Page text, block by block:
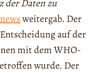
der Daten zu
weitergab. Der
auf der
mit dem WHO-
wurde. Der